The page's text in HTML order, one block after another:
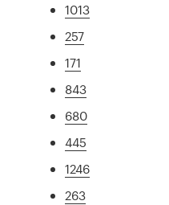
1013
257
171
843
680
445
1246
263